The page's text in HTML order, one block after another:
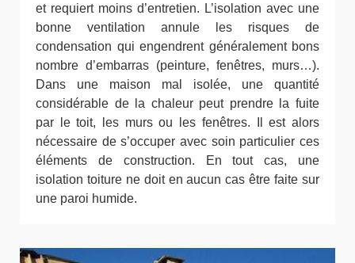
et requiert moins d’entretien. L’isolation avec une
bonne ventilation annule les risques de
condensation qui engendrent généralement bons
nombre d’embarras (peinture, fenêtres, murs…).
Dans une maison mal isolée, une quantité
considérable de la chaleur peut prendre la fuite
par le toit, les murs ou les fenêtres. Il est alors
nécessaire de s’occuper avec soin particulier ces
éléments de construction. En tout cas, une
isolation toiture ne doit en aucun cas être faite sur
une paroi humide.